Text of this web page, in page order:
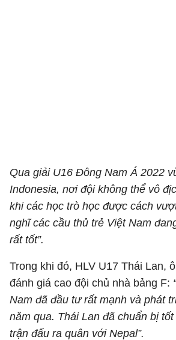
Qua giải U16 Đông Nam Á 2022
Indonesia, nơi đội không thể vô
khi các học trò học được cách
nghĩ các cầu thủ trẻ Việt Nam
rất tốt”.
Trong khi đó, HLV U17 Thái Lan,
đánh giá cao đội chủ nhà bảng F:
Nam đã đầu tư rất mạnh và phát
năm qua. Thái Lan đã chuẩn bị
trận đấu ra quân với Nepal”.